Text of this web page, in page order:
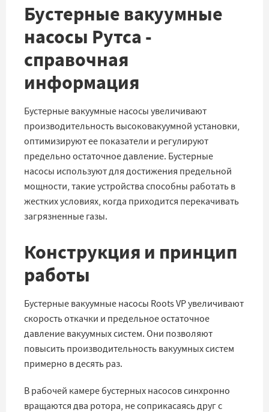
Бустерные вакуумные
насосы Рутса -
справочная
информация
Бустерные вакуумные насосы увеличивают
производительность высоковакуумной установки,
оптимизируют ее показатели и регулируют
предельно остаточное давление. Бустерные
насосы используют для достижения предельной
мощности, такие устройства способны работать в
жестких условиях, когда приходится перекачивать
загрязненные газы.
Конструкция и принцип
работы
Бустерные вакуумные насосы Roots VP увеличивают
скорость откачки и предельное остаточное
давление вакуумных систем. Они позволяют
повысить производительность вакуумных систем
примерно в десять раз.
В рабочей камере бустерных насосов синхронно
вращаются два ротора, не соприкасаясь друг с